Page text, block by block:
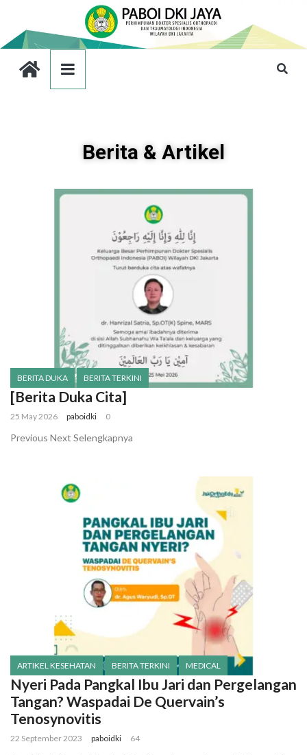
Berita & Artikel
BERITA DUKA BERITA TERKINI
[Berita Duka Cita]
25 May 2026 paboidki 0
Previous Next Selengkapnya
ARTIKEL KESEHATAN BERITA TERKINI MEDICAL
Nyeri Pada Pangkal Ibu Jari dan Pergelangan
Tangan? Waspadai De Quervain’s
Tenosynovitis
22 September 2023 paboidki 64